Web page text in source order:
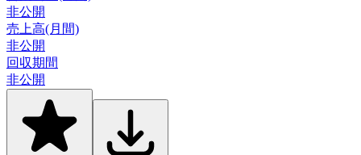
非公開
売上高(月間)
非公開
回収期間
非公開